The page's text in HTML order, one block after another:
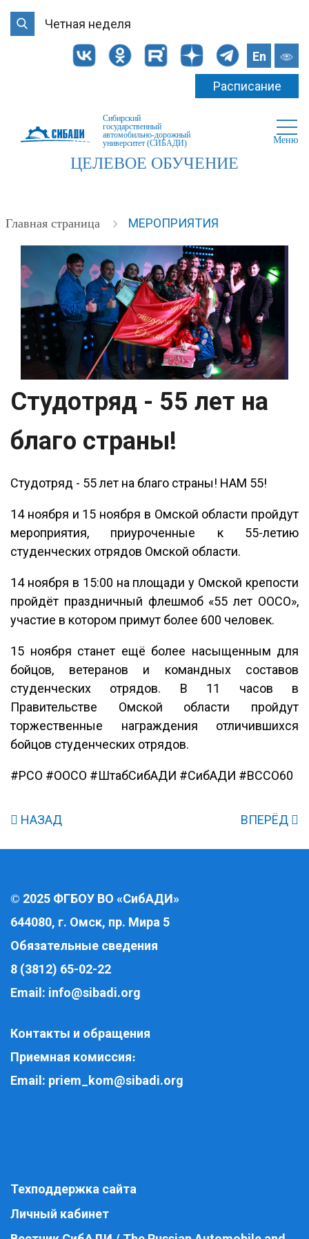
Четная неделя
En
Расписание
Сибирский
государственный
автомобильно-дорожный
университет (СИБАДИ)
Меню
ЦЕЛЕВОЕ ОБУЧЕНИЕ
Главная страница МЕРОПРИЯТИЯ
Студотряд - 55 лет на
благо страны!
Студотряд - 55 лет на благо страны! НАМ 55!
14 ноября и 15 ноября в Омской области пройдут
мероприятия, приуроченные к 55-летию
студенческих отрядов Омской области.
14 ноября в 15:00 на площади у Омской крепости
пройдёт праздничный флешмоб «55 лет ООСО»,
участие в котором примут более 600 человек.
15 ноября станет ещё более насыщенным для
бойцов, ветеранов и командных составов
студенческих отрядов. В 11 часов в
Правительстве Омской области пройдут
торжественные награждения отличившихся
бойцов студенческих отрядов.
#РСО #ООСО #ШтабСибАДИ #СибАДИ #ВССО60
НАЗАД ВПЕРЁД
© 2025 ФГБОУ ВО «СибАДИ»
644080, г. Омск, пр. Мира 5
Обязательные сведения
8 (3812) 65-02-22
Email: info@sibadi.org
Контакты и обращения
Приемная комиссия:
Email: priem_kom@sibadi.org
Техподдержка сайта
Личный кабинет